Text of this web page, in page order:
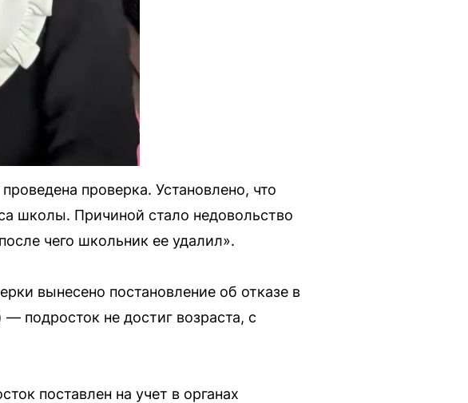
проверка. Установлено, что
школы. Причиной стало недовольство
чего школьник ее удалил».
вынесено постановление об отказе в
— подросток не достиг возраста, с
поставлен на учет в органах